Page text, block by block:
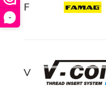
-
F
V